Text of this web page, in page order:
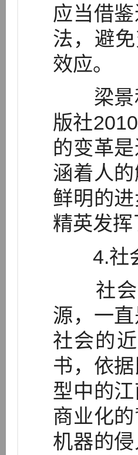
应当借
法，避
效应。
梁景和
版社
的变革
涵着人
鲜明的
精英发
4.社会
社会
源，一
社会的
书，依
型中的
商业化
机器的